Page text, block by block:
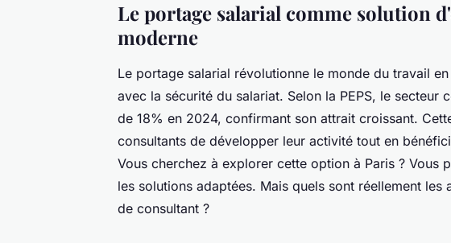
Le portage salarial comme solution
moderne
Le portage salarial révolutionne le monde du travail
avec la sécurité du salariat. Selon la PEPS, le secteur
de 18% en 2024, confirmant son attrait croissant.
consultants de développer leur activité tout en
Vous cherchez à explorer cette option à Paris ? Vous
les solutions adaptées. Mais quels sont réellement
de consultant ?